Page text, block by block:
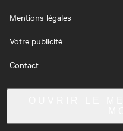
Mentions légales
Votre publicité
Contact